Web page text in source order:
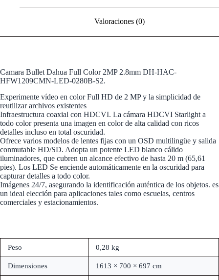
Valoraciones (0)
Camara Bullet Dahua Full Color 2MP 2.8mm DH-HAC-
HFW1209CMN-LED-0280B-S2.
Experimente vídeo en color Full HD de 2 MP y la simplicidad de
reutilizar archivos existentes
Infraestructura coaxial con HDCVI. La cámara HDCVI Starlight a
todo color presenta una imagen en color de alta calidad con ricos
detalles incluso en total oscuridad.
Ofrece varios modelos de lentes fijas con un OSD multilingüe y salida
conmutable HD/SD. Adopta un potente LED blanco cálido
iluminadores, que cubren un alcance efectivo de hasta 20 m (65,61
pies). Los LED Se enciende automáticamente en la oscuridad para
capturar detalles a todo color.
Imágenes 24/7, asegurando la identificación auténtica de los objetos. es
un ideal elección para aplicaciones tales como escuelas, centros
comerciales y estacionamientos.
Peso 0,28 kg
Dimensiones 1613 × 700 × 697 cm